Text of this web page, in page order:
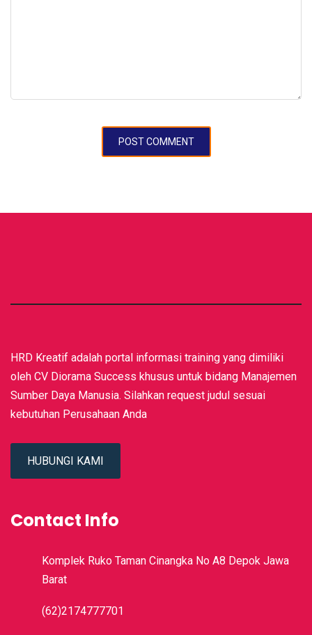
HRD Kreatif adalah portal informasi training yang dimiliki
oleh CV Diorama Success khusus untuk bidang Manajemen
Sumber Daya Manusia. Silahkan request judul sesuai
kebutuhan Perusahaan Anda
HUBUNGI KAMI
Contact Info
Komplek Ruko Taman Cinangka No A8 Depok Jawa
Barat
(62)2174777701